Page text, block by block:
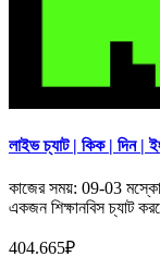
লাইভ চ্যাট | কিক | দিন |
কাজের সময়: 09-03
একজন শিক্ষানবিস চ্যাট
404.665₽